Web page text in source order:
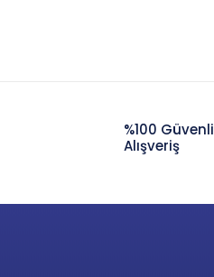
%100 Güvenli
Alışveriş